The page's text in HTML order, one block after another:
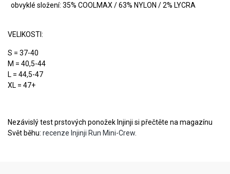
obvyklé složení: 35% COOLMAX / 63% NYLON / 2% LYCRA
VELIKOSTI:
S = 37-40
M = 40,5-44
L = 44,5-47
XL = 47+
Nezávislý test prstových ponožek Injinji si přečtěte na magazínu
Svět běhu: recenze Injinji Run Mini-Crew